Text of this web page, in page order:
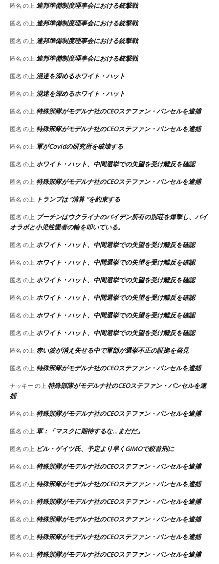
匿名 の上 連邦準備制度理事会における銃撃戦
匿名 の上 連邦準備制度理事会における銃撃戦
匿名 の上 連邦準備制度理事会における銃撃戦
匿名 の上 連邦準備制度理事会における銃撃戦
匿名 の上 混迷を深めるホワイト・ハット
匿名 の上 混迷を深めるホワイト・ハット
匿名 の上 特殊部隊がモデルナ社のCEOステファン・バンセルを逮捕
匿名 の上 特殊部隊がモデルナ社のCEOステファン・バンセルを逮捕
匿名 の上 軍がCovidの研究所を破壊する
匿名 の上 ホワイト・ハット、中間選挙での失望を受け離反を確認
匿名 の上 特殊部隊がモデルナ社のCEOステファン・バンセルを逮捕
匿名 の上 トランプは “清算 “を約束する
匿名 の上 プーチンはウクライナのバイデン所有の別荘を爆撃し、バイ
オラボと小児性愛者の輪を叩いている。
匿名 の上 ホワイト・ハット、中間選挙での失望を受け離反を確認
匿名 の上 ホワイト・ハット、中間選挙での失望を受け離反を確認
匿名 の上 ホワイト・ハット、中間選挙での失望を受け離反を確認
匿名 の上 ホワイト・ハット、中間選挙での失望を受け離反を確認
匿名 の上 ホワイト・ハット、中間選挙での失望を受け離反を確認
匿名 の上 ホワイト・ハット、中間選挙での失望を受け離反を確認
匿名 の上 赤い波が消え失せる中で軍部が選挙不正の証拠を発見
匿名 の上 特殊部隊がモデルナ社のCEOステファン・バンセルを逮捕
ナッキー の上 特殊部隊がモデルナ社のCEOステファン・バンセルを逮
捕
匿名 の上 特殊部隊がモデルナ社のCEOステファン・バンセルを逮捕
匿名 の上 軍：「マスクに期待するな…まだだ」
匿名 の上 ビル・ゲイツ氏、予定より早くGIMOで絞首刑に
匿名 の上 特殊部隊がモデルナ社のCEOステファン・バンセルを逮捕
匿名 の上 特殊部隊がモデルナ社のCEOステファン・バンセルを逮捕
匿名 の上 特殊部隊がモデルナ社のCEOステファン・バンセルを逮捕
匿名 の上 特殊部隊がモデルナ社のCEOステファン・バンセルを逮捕
匿名 の上 特殊部隊がモデルナ社のCEOステファン・バンセルを逮捕
匿名 の上 特殊部隊がモデルナ社のCEOステファン・バンセルを逮捕